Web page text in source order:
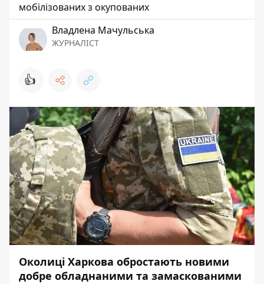
мобілізованих з окупованих
Владлена Мачульська
ЖУРНАЛІСТ
👍
Околиці Харкова обростають новими
добре обладнаними та замаскованими